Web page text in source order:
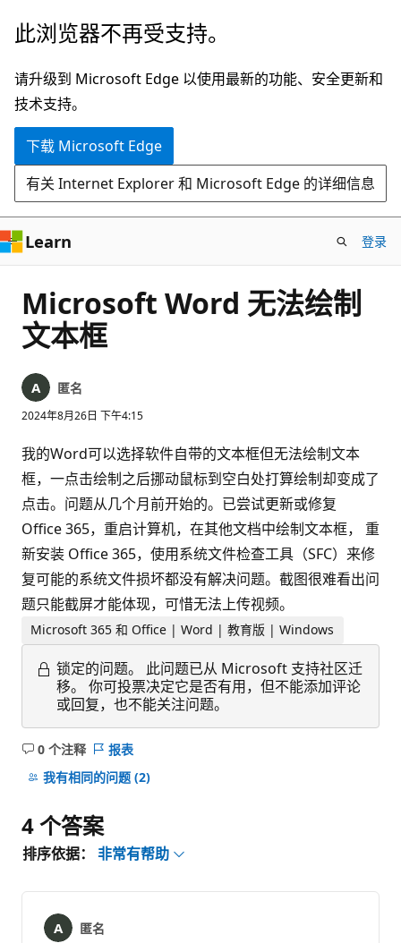
跳
主
要
内
此浏览器不再受支持。
请升级到 Microsoft Edge 以使用最新的功能、安全更新和
技术支持。
下载 Microsoft Edge
有关 Internet Explorer 和 Microsoft Edge 的详细信息
Learn 登录
Microsoft Word 无法绘制
文本框
匿名
2024年8月26日 下午4:15
我的Word可以选择软件自带的文本框但无法绘制文本
框，一点击绘制之后挪动鼠标到空白处打算绘制却变成了
点击。问题从几个月前开始的。已尝试更新或修复
Office 365，重启计算机，在其他文档中绘制文本框， 重
新安装 Office 365，使用系统文件检查工具（SFC）来修
复可能的系统文件损坏都没有解决问题。截图很难看出问
题只能截屏才能体现，可惜无法上传视频。
Microsoft 365 和 Office | Word | 教育版 | Windows
锁定的问题。
此问题已从 Microsoft 支持社区迁
移。 你可投票决定它是否有用，但不能添加评论
或回复，也不能关注问题。
0 个注释
无
注
报表
我有相同的问题 (2)
4 个答案
排序依据： 非常有帮助
匿名